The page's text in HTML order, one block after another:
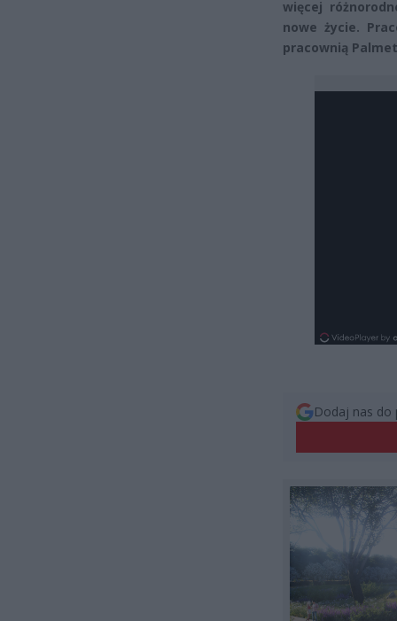
więcej
nowe życie.
pracownią
Dodaj nas do